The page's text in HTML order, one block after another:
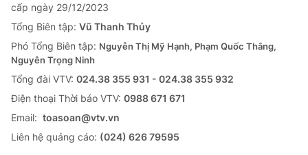
cấp ngày 29/12/2023
Tổng Biên tập: Vũ Thanh Thủy
Phó Tổng Biên tập: Nguyễn Thị Mỹ Hạnh, Phạm Quốc Thắng,
Nguyễn Trọng Ninh
Tổng đài VTV: 024.38 355 931 - 024.38 355 932
Ðiện thoại Thời báo VTV: 0988 671 671
Email: toasoan@vtv.vn
Liên hệ quảng cáo: (024) 626 79595